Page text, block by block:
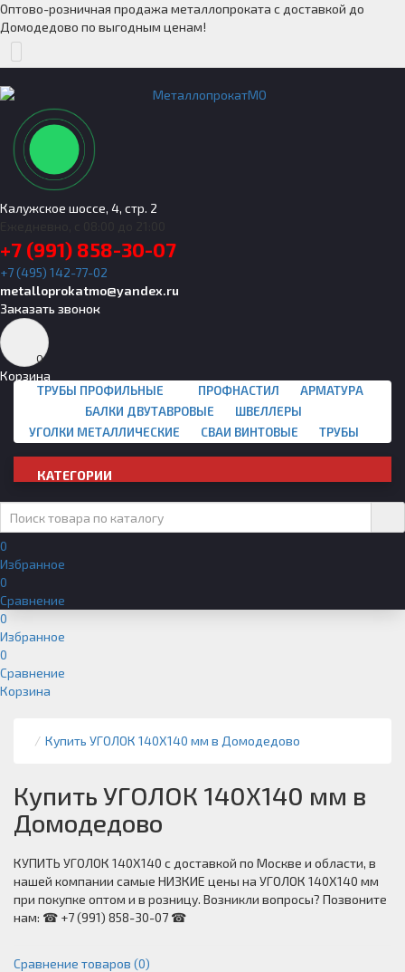
Оптово-розничная продажа металлопроката с доставкой до
Домодедово по выгодным ценам!
Калужское шоссе, 4, стр. 2
+7 (991) 858-30-07
+7 (495) 142-77-02
metalloprokatmo@yandex.ru
Заказать звонок
0
Корзина
ТРУБЫ ПРОФИЛЬНЫЕ ПРОФНАСТИЛ
АРМАТУРА
БАЛКИ ДВУТАВРОВЫЕ
ШВЕЛЛЕРЫ
УГОЛКИ МЕТАЛЛИЧЕСКИЕ
СВАИ ВИНТОВЫЕ ТРУБЫ
КАТЕГОРИИ
0
Избранное
0
Сравнение
0
Избранное
0
Сравнение
Корзина
Купить УГОЛОК 140Х140 мм в Домодедово
Купить УГОЛОК 140Х140 мм в
Домодедово
КУПИТЬ УГОЛОК 140Х140 с доставкой по Москве и области, в
нашей компании самые НИЗКИЕ цены на УГОЛОК 140Х140 мм
при покупке оптом и в розницу. Возникли вопросы? Позвоните
нам: ☎ +7 (991) 858-30-07 ☎
Сравнение товаров (0)